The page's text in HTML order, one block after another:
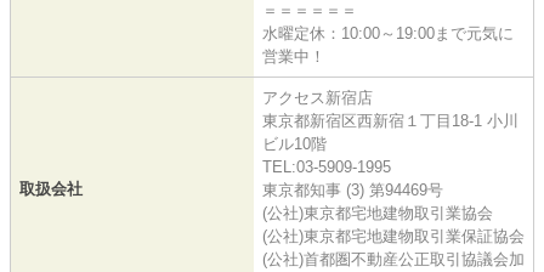
＝＝＝＝＝＝
水曜定休：10:00～19:00まで元気に
営業中！
取扱会社
アクセス新宿店
東京都新宿区西新宿１丁目18-1 小川
ビル10階
TEL:03-5909-1995
東京都知事 (3) 第94469号
(公社)東京都宅地建物取引業協会
(公社)東京都宅地建物取引業保証協会
(公社)首都圏不動産公正取引協議会加